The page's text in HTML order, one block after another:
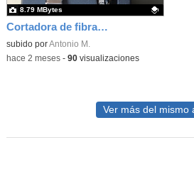
Cortadora de fibra óptica
Contenido educativo.
subido porAntonio M.
8.79 MBytes
-hace 2 meses- 90visualizaciones
Ver más del mismo